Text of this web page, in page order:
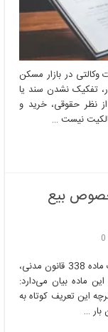
در بازار مسکن
تفکیک نشدن سند یا
نظر حقوقی، خرید و
نیست …
در خصوص بیع
0
بررسی ماده 338 قانون مدنی در خصوص بیع املاک ماده 338 قانون مدنی،
ماده بیان می‌دارد:
این تعریف کوتاه به
…